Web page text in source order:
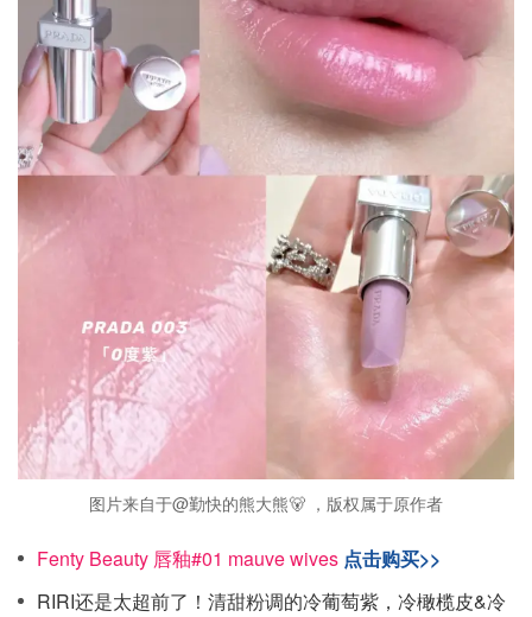
图片来自于@勤快的熊大熊🐻 ，版权属于原作者
Fenty Beauty 唇釉#01 mauve wives 点击购买>>
RIRI还是太超前了！清甜粉调的冷葡萄紫，冷橄榄皮&冷